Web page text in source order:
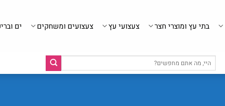
בתי עץ ומוצרי חצר צעצועי עץ צעצועים ומשחקים ים
עבור: